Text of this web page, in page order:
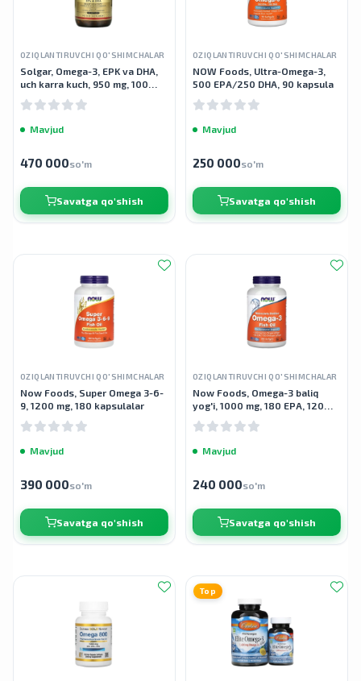
OZIQLANTIRUVCHI QO'SHIMCHALAR
Solgar, Omega-3, EPK va DHA,
uch karra kuch, 950 mg, 100
Mavjud
470 000so'm
Savatga qo'shish
OZIQLANTIRUVCHI QO'SHIMCHALAR
NOW Foods, Ultra-Omega-3,
500 EPA/250 DHA, 90 kapsula
Mavjud
250 000so'm
Savatga qo'shish
OZIQLANTIRUVCHI QO'SHIMCHALAR
Now Foods, Super Omega 3-6-
9, 1200 mg, 180 kapsulalar
Mavjud
390 000so'm
Savatga qo'shish
OZIQLANTIRUVCHI QO'SHIMCHALAR
Now Foods, Omega-3 baliq
yog'i, 1000 mg, 180 EPA, 120
DHA, 200 kapsula
Mavjud
240 000so'm
Savatga qo'shish
Top